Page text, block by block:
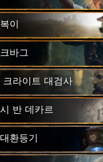
이
바그
크라이트 대검사
반 데카르
환등기